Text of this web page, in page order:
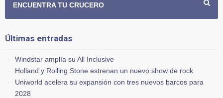
ENCUENTRA TU CRUCERO
Últimas entradas
Windstar amplía su All Inclusive
Holland y Rolling Stone estrenan un nuevo show de rock
Uniworld acelera su expansión con tres nuevos barcos para
2028